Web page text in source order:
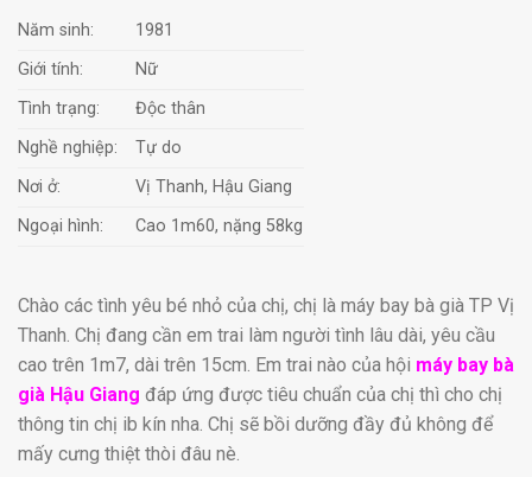
Năm sinh:
1981
Giới tính:
Nữ
Tình trạng:
Độc thân
Nghề nghiệp:
Tự do
Nơi ở:
Vị Thanh, Hậu Giang
Ngoại hình:
Cao 1m60, nặng 58kg
Chào các tình yêu bé nhỏ của chị, chị là máy bay bà già TP Vị
Thanh. Chị đang cần em trai làm người tình lâu dài, yêu cầu
cao trên 1m7, dài trên 15cm. Em trai nào của hội máy bay bà
già Hậu Giang đáp ứng được tiêu chuẩn của chị thì cho chị
thông tin chị ib kín nha. Chị sẽ bồi dưỡng đầy đủ không để
mấy cưng thiệt thòi đâu nè.